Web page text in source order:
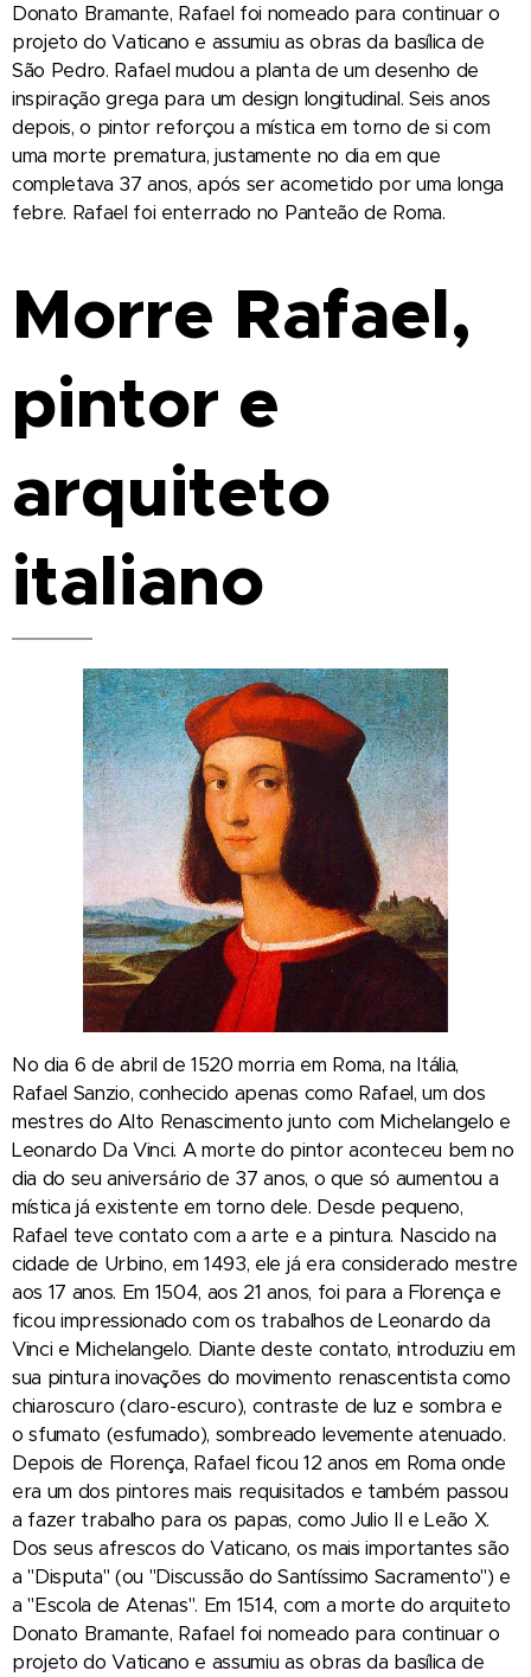
Donato Bramante, Rafael foi nomeado para continuar o
projeto do Vaticano e assumiu as obras da basílica de
São Pedro. Rafael mudou a planta de um desenho de
inspiração grega para um design longitudinal. Seis anos
depois, o pintor reforçou a mística em torno de si com
uma morte prematura, justamente no dia em que
completava 37 anos, após ser acometido por uma longa
febre. Rafael foi enterrado no Panteão de Roma.
Morre Rafael,
pintor e
arquiteto
italiano
No dia 6 de abril de 1520 morria em Roma, na Itália,
Rafael Sanzio, conhecido apenas como Rafael, um dos
mestres do Alto Renascimento junto com Michelangelo e
Leonardo Da Vinci. A morte do pintor aconteceu bem no
dia do seu aniversário de 37 anos, o que só aumentou a
mística já existente em torno dele. Desde pequeno,
Rafael teve contato com a arte e a pintura. Nascido na
cidade de Urbino, em 1493, ele já era considerado mestre
aos 17 anos. Em 1504, aos 21 anos, foi para a Florença e
ficou impressionado com os trabalhos de Leonardo da
Vinci e Michelangelo. Diante deste contato, introduziu em
sua pintura inovações do movimento renascentista como
chiaroscuro (claro-escuro), contraste de luz e sombra e
o sfumato (esfumado), sombreado levemente atenuado.
Depois de Florença, Rafael ficou 12 anos em Roma onde
era um dos pintores mais requisitados e também passou
a fazer trabalho para os papas, como Julio II e Leão X.
Dos seus afrescos do Vaticano, os mais importantes são
a "Disputa" (ou "Discussão do Santíssimo Sacramento") e
a "Escola de Atenas". Em 1514, com a morte do arquiteto
Donato Bramante, Rafael foi nomeado para continuar o
projeto do Vaticano e assumiu as obras da basílica de